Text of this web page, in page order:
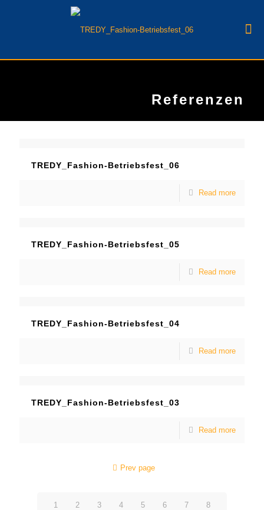
Referenzen
TREDY_Fashion-Betriebsfest_06
Read more
TREDY_Fashion-Betriebsfest_05
Read more
TREDY_Fashion-Betriebsfest_04
Read more
TREDY_Fashion-Betriebsfest_03
Read more
Prev page
1 2 3 4 5 6 7 8